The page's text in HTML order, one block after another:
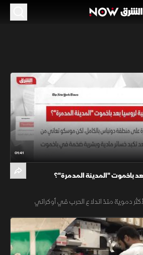
01:41
باخموت "المدينة المدمرة"؟
دموية منذ اندلاع الحرب في أوكراني